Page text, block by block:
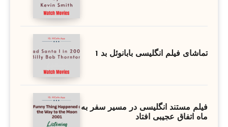
تماشای فیلم انگلیسی بابانوئل بد 1
فیلم مستند انگلیسی در مسیر سفر به
ماه اتفاق عجیبی افتاد